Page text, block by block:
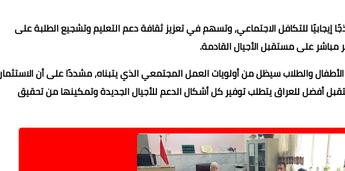
إيجابيًا للتكافل الاجتماعي، وتسهم في تعزيز ثقافة دعم التعليم وتشجيع الطلبة على
مباشر على مستقبل الأجيال القادمة.
والطلاب سيظل من أولويات العمل المجتمعي الذي يتبناه، مشددًا على أن الاستثمار
أفضل للعراق يتطلب توفير كل أشكال الدعم للأجيال الجديدة وتمكينها من تحقيق